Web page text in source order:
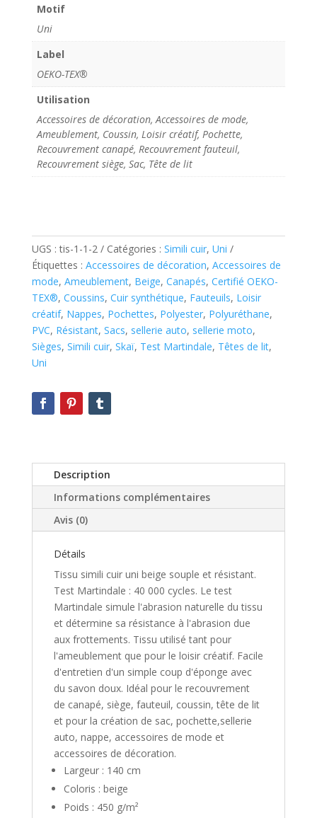
Motif
Uni
Label
OEKO-TEX®
Utilisation
Accessoires de décoration, Accessoires de mode,
Ameublement, Coussin, Loisir créatif, Pochette,
Recouvrement canapé, Recouvrement fauteuil,
Recouvrement siège, Sac, Tête de lit
UGS :tis-1-1-2 Catégories : Simili cuir, Uni
Étiquettes : Accessoires de décoration, Accessoires de
mode, Ameublement, Beige, Canapés, Certifié OEKO-
TEX®, Coussins, Cuir synthétique, Fauteuils, Loisir
créatif, Nappes, Pochettes, Polyester, Polyuréthane,
PVC, Résistant, Sacs, sellerie auto, sellerie moto,
Sièges, Simili cuir, Skaï, Test Martindale, Têtes de lit,
Uni
Description
Informations complémentaires
Avis (0)
Détails
Tissu simili cuir uni beige souple et résistant.
Test Martindale : 40 000 cycles. Le test
Martindale simule l'abrasion naturelle du tissu
et détermine sa résistance à l'abrasion due
aux frottements. Tissu utilisé tant pour
l'ameublement que pour le loisir créatif. Facile
d'entretien d'un simple coup d'éponge avec
du savon doux. Idéal pour le recouvrement
de canapé, siège, fauteuil, coussin, tête de lit
et pour la création de sac, pochette,sellerie
auto, nappe, accessoires de mode et
accessoires de décoration.
Largeur : 140 cm
Coloris : beige
Poids : 450 g/m²